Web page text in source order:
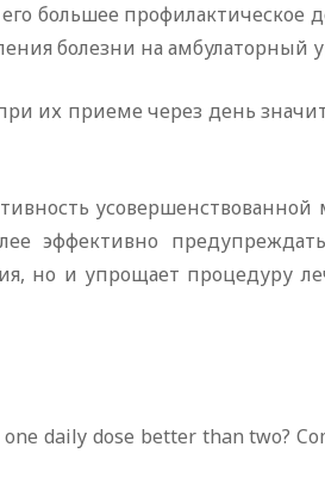
большее профилактическое
болезни на амбулаторный
их приеме через день
усовершенствованной
эффективно
но и упрощает процедуру
daily dose better than two?